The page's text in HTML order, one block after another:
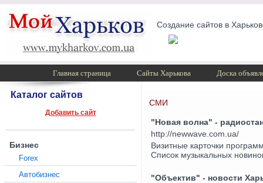
Создание сайтов в
Главная страница Сайты Харькова Доска
Каталог сайтов
Добавить сайт
Бизнес
Forex
Автобизнес
СМИ
"Новая волна" -
http://newwave.com.ua/
Визитные карточки
Список музыкальных
"Объектив" - новости